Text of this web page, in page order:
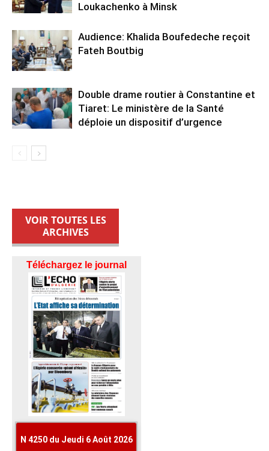
Loukachenko à Minsk
Audience: Khalida Boufedeche reçoit
Fateh Boutbig
Double drame routier à Constantine et
Tiaret: Le ministère de la Santé
déploie un dispositif d’urgence
VOIR TOUTES LES
ARCHIVES